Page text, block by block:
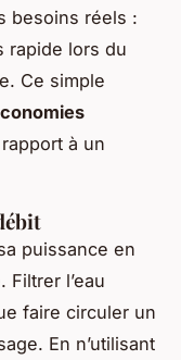
besoins réels :
rapide lors du
Ce simple
à un
puissance en
Filtrer l’eau
faire circuler un
En n’utilisant